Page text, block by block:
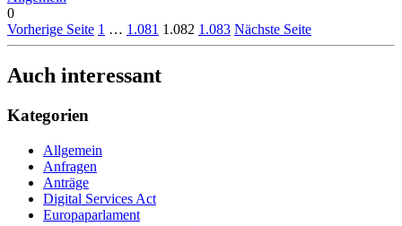
0
Vorherige Seite 1 … 1.081 1.082 1.083 Nächste Seite
Auch interessant
Kategorien
Allgemein
Anfragen
Anträge
Digital Services Act
Europaparlament